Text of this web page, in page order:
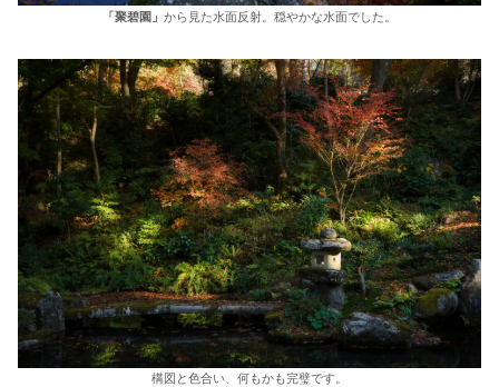
「聚碧園」 から見た水面反射。穏やかな水面でした。
構図と色合い、何もかも完璧です。